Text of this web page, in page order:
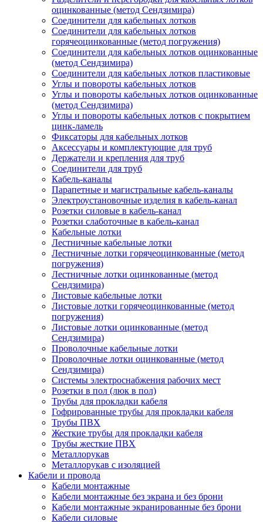
оцинкованные (метод Сендзимира)
Соединители для кабельных лотков
Соединители для кабельных лотков
горячеоцинкованные (метод погружения)
Соединители для кабельных лотков оцинкованные
(метод Сендзимира)
Соединители для кабельных лотков пластиковые
Углы и повороты кабельных лотков
Углы и повороты кабельных лотков оцинкованные
(метод Сендзимира)
Углы и повороты кабельных лотков с покрытием
цинк-ламель
Фиксаторы для кабельных лотков
Аксессуары и комплектующие для труб
Держатели и крепления для труб
Соединители для труб
Кабель-каналы
Парапетные и магистральные кабель-каналы
Электроустановочные изделия в кабель-канал
Розетки силовые в кабель-канал
Розетки слаботочные в кабель-канал
Кабельные лотки
Лестничные кабельные лотки
Лестничные лотки горячеоцинкованные (метод
погружения)
Лестничные лотки оцинкованные (метод
Сендзимира)
Листовые кабельные лотки
Листовые лотки горячеоцинкованные (метод
погружения)
Листовые лотки оцинкованные (метод
Сендзимира)
Проволочные кабельные лотки
Проволочные лотки оцинкованные (метод
Сендзимира)
Системы электроснабжения рабочих мест
Розетки в пол (люк в пол)
Трубы для прокладки кабеля
Гофрированные трубы для прокладки кабеля
Трубы ПВХ
Жесткие трубы для прокладки кабеля
Трубы жесткие ПВХ
Металлорукав
Металлорукав с изоляцией
Кабели и провода
Кабели монтажные
Кабели монтажные без экрана и без брони
Кабели монтажные экранированные без брони
Кабели силовые